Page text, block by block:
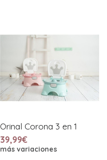
Orinal Corona 3 en 1
39,99€
más variaciones